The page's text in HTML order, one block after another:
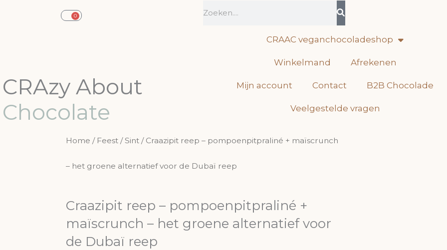
0
Winkelwagen
Zoeken
CRAzy About
Chocolate
CRAAC veganchocoladeshop
Winkelmand Afrekenen
Mijn account Contact B2B Chocolade
Veelgestelde vragen
Home / Feest /Sint / Craazipit reep – pompoenpitpraliné + maïscrunch
– het groene alternatief voor de Dubaï reep
Craazipit reep – pompoenpitpraliné +
maïscrunch – het groene alternatief voor
de Dubaï reep